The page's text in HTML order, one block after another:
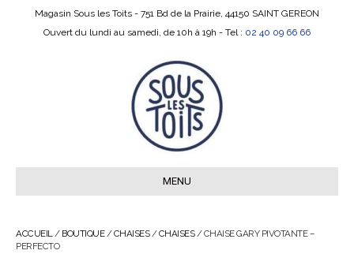
Magasin Sous les Toits - 751 Bd de la Prairie, 44150 SAINT GEREON
Ouvert du lundi au samedi, de 10h à 19h - Tel : 02 40 09 66 66
MENU
ACCUEIL/ BOUTIQUE/CHAISES/CHAISES/ CHAISE GARY PIVOTANTE –
PERFECTO